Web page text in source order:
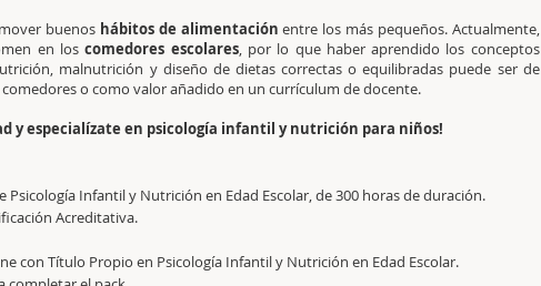
buenos hábitos de alimentación entre los más pequeños. Actualmente,
en los comedores escolares, por lo que haber aprendido los conceptos
malnutrición y diseño de dietas correctas o equilibradas puede ser de
o como valor añadido en un currículum de docente.
y especialízate en psicología infantil y nutrición para niños!
Psicología Infantil y Nutrición en Edad Escolar, de 300 horas de duración.
Acreditativa.
con Título Propio en Psicología Infantil y Nutrición en Edad Escolar.